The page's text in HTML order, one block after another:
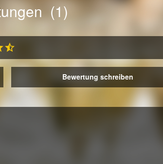
(1)
Bewertung schreiben